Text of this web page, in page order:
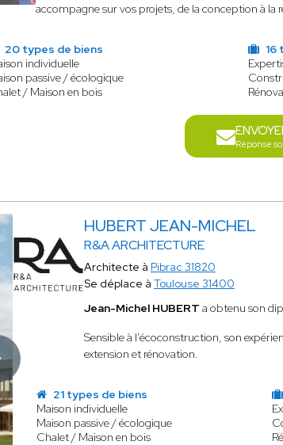
accompagne sur vos projets, de la conception à la
20 types de biens
individuelle
passive / écologique
/ Maison en bois
16
Réponse
HUBERT JEAN-MICHEL
R&A ARCHITECTURE
Architecte à Pibrac 31820
Se déplace à Toulouse 31400
Jean-Michel HUBERT a obtenu son
Sensible à l’écoconstruction, son
extension et rénovation.
21 types de biens
Maison individuelle
Maison passive / écologique
Chalet / Maison en bois